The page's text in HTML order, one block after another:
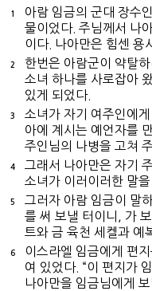
1
아람 임금의 군대 장수
물이었다. 주님께서 나
이다. 나아만은 힘센 용
2
한번은 아람군이 약탈
소녀 하나를 사로잡아
있게 되었다.
3
소녀가 자기 여주인에
아에 계시는 예언자를
주인님의 나병을 고쳐
4
그래서 나아만은 자기
소녀가 이러이러한 말
5
그러자 아람 임금이 말
를 써 보낼 터이니, 가
트와 금 육천 세켈과 예
6
이스라엘 임금에게 편
여 있었다. “이 편지가
나아만을 임금님에게